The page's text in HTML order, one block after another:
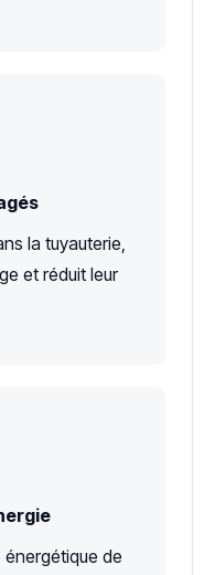
la tuyauterie,
et réduit leur
de